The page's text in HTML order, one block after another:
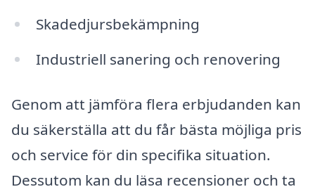
Skadedjursbekämpning
Industriell sanering och renovering
Genom att jämföra flera erbjudanden kan
du säkerställa att du får bästa möjliga pris
och service för din specifika situation.
Dessutom kan du läsa recensioner och ta